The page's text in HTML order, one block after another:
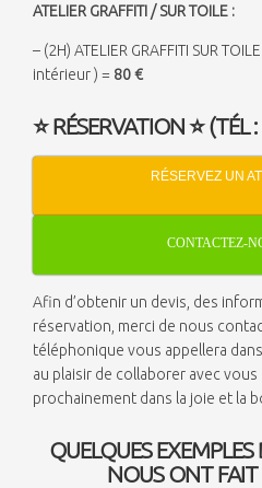
ATELIER GRAFFITI / SUR TOILE :
– (2H) ATELIER GRAFFITI SUR
intérieur ) = 80 €
⭐RÉSERVATION⭐(TÉL
RÉSERVEZ UN
CONTACTEZ-
Afin d’obtenir un devis, des
réservation, merci de nous
téléphonique vous appellera
au plaisir de collaborer avec
prochainement dans la joie et la
QUELQUES EXEMPLES
NOUS ONT